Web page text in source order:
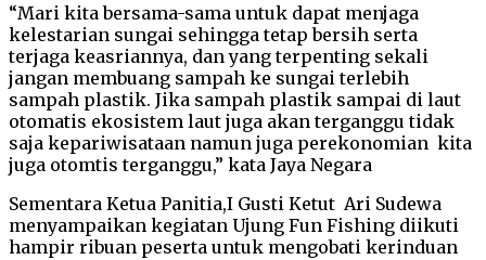
“Mari kita bersama-sama untuk dapat menjaga
kelestarian sungai sehingga tetap bersih serta
terjaga keasriannya, dan yang terpenting sekali
jangan membuang sampah ke sungai terlebih
sampah plastik. Jika sampah plastik sampai di laut
otomatis ekosistem laut juga akan terganggu tidak
saja kepariwisataan namun juga perekonomian kita
juga otomtis terganggu,” kata Jaya Negara
Sementara Ketua Panitia,I Gusti Ketut Ari Sudewa
menyampaikan kegiatan Ujung Fun Fishing diikuti
hampir ribuan peserta untuk mengobati kerinduan